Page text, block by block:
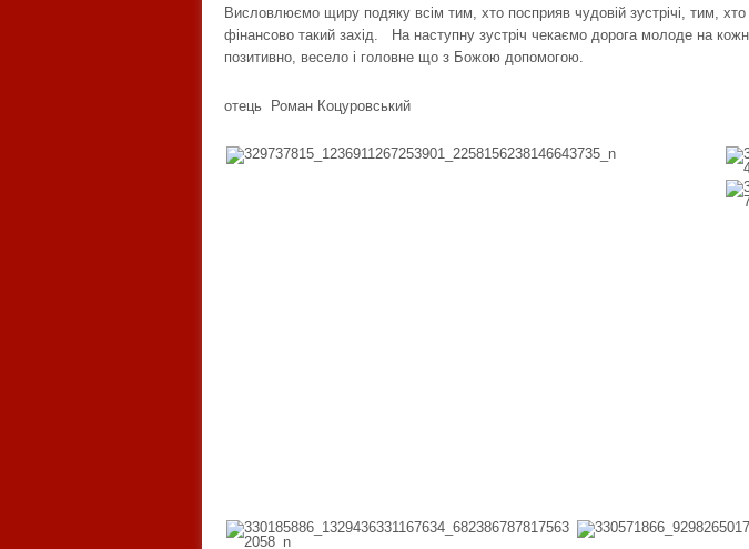
Висловлюємо щиру подяку всім тим, хто посприяв чудовій зустрічі, тим, хто
фінансово такий захід. На наступну зустріч чекаємо дорога молоде на
позитивно, весело і головне що з Божою допомогою.
отець Роман Коцуровський